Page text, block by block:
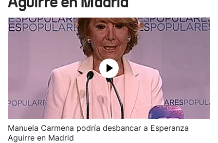
Manuela Carmena podría desbancar a Esperanza
Aguirre en Madrid